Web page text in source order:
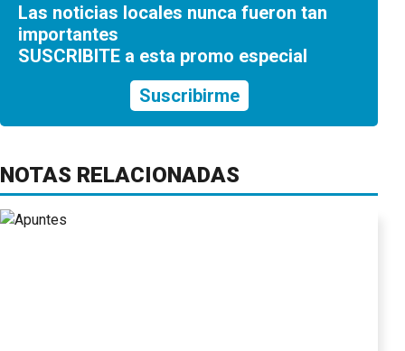
Las noticias locales nunca fueron tan
importantes
SUSCRIBITE a esta promo especial
Suscribirme
NOTAS RELACIONADAS